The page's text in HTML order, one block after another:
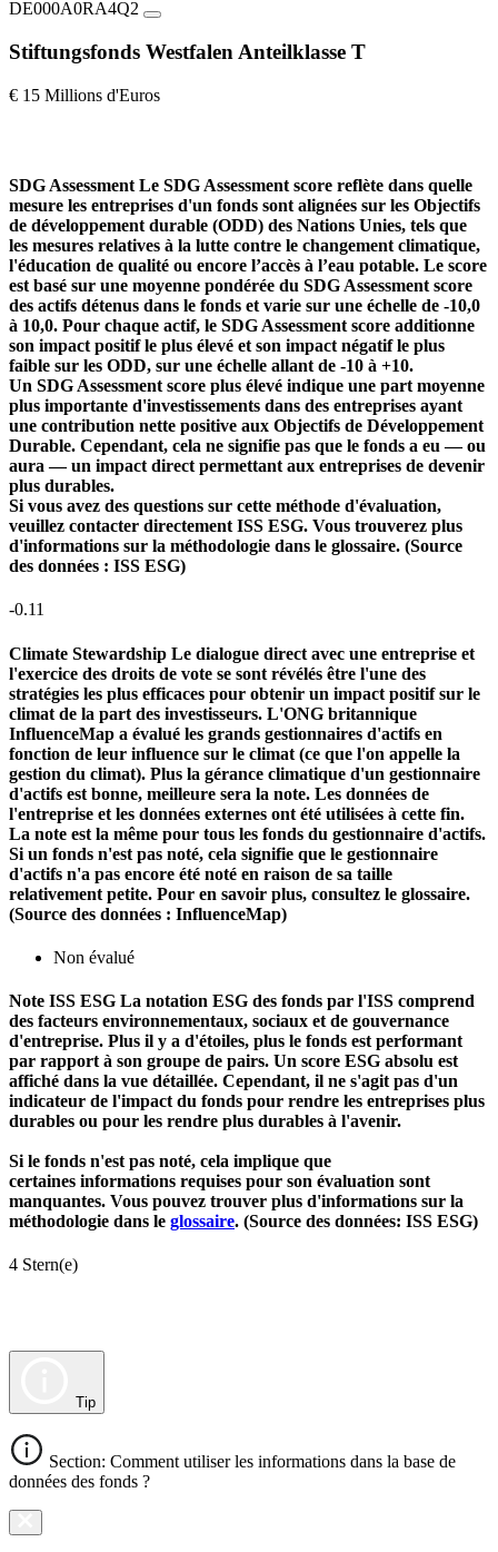
DE000A0RA4Q2
Stiftungsfonds Westfalen Anteilklasse T
€ 15 Millions d'Euros
SDG Assessment Le SDG Assessment score reflète dans quelle
mesure les entreprises d'un fonds sont alignées sur les Objectifs
de développement durable (ODD) des Nations Unies, tels que
les mesures relatives à la lutte contre le changement climatique,
l'éducation de qualité ou encore l’accès à l’eau potable. Le score
est basé sur une moyenne pondérée du SDG Assessment score
des actifs détenus dans le fonds et varie sur une échelle de -10,0
à 10,0. Pour chaque actif, le SDG Assessment score additionne
son impact positif le plus élevé et son impact négatif le plus
faible sur les ODD, sur une échelle allant de -10 à +10.
Un SDG Assessment score plus élevé indique une part moyenne
plus importante d'investissements dans des entreprises ayant
une contribution nette positive aux Objectifs de Développement
Durable. Cependant, cela ne signifie pas que le fonds a eu — ou
aura — un impact direct permettant aux entreprises de devenir
plus durables.
Si vous avez des questions sur cette méthode d'évaluation,
veuillez contacter directement ISS ESG. Vous trouverez plus
d'informations sur la méthodologie dans le glossaire. (Source
des données : ISS ESG)
-0.11
Climate Stewardship Le dialogue direct avec une entreprise et
l'exercice des droits de vote se sont révélés être l'une des
stratégies les plus efficaces pour obtenir un impact positif sur le
climat de la part des investisseurs. L'ONG britannique
InfluenceMap a évalué les grands gestionnaires d'actifs en
fonction de leur influence sur le climat (ce que l'on appelle la
gestion du climat). Plus la gérance climatique d'un gestionnaire
d'actifs est bonne, meilleure sera la note. Les données de
l'entreprise et les données externes ont été utilisées à cette fin.
La note est la même pour tous les fonds du gestionnaire d'actifs.
Si un fonds n'est pas noté, cela signifie que le gestionnaire
d'actifs n'a pas encore été noté en raison de sa taille
relativement petite. Pour en savoir plus, consultez le glossaire.
(Source des données : InfluenceMap)
Non évalué
Note ISS ESG La notation ESG des fonds par l'ISS comprend
des facteurs environnementaux, sociaux et de gouvernance
d'entreprise. Plus il y a d'étoiles, plus le fonds est performant
par rapport à son groupe de pairs. Un score ESG absolu est
affiché dans la vue détaillée. Cependant, il ne s'agit pas d'un
indicateur de l'impact du fonds pour rendre les entreprises plus
durables ou pour les rendre plus durables à l'avenir.
Si le fonds n'est pas noté, cela implique que
certaines informations requises pour son évaluation sont
manquantes. Vous pouvez trouver plus d'informations sur la
méthodologie dans le glossaire. (Source des données: ISS ESG)
4 Stern(e)
Tip
Section: Comment utiliser les informations dans la base de
données des fonds ?